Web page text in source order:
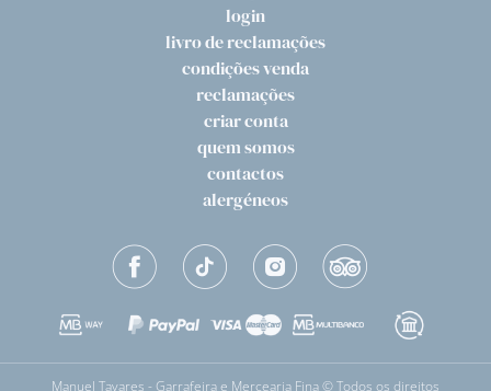
login
livro de reclamações
condições venda
reclamações
criar conta
quem somos
contactos
alergéneos
Manuel Tavares - Garrafeira e Mercearia Fina © Todos os direitos